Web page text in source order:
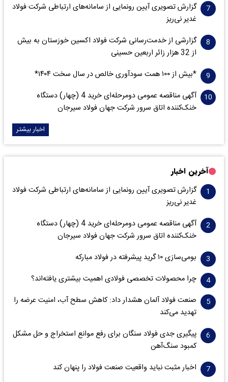
گزارش تصویری آیین رونمایی از سامانه‌های ارتباطی شرکت فولاد
غدیر نی‌ریز
گزارشی از خدمت‌رسانی شرکت فولاد اکسین خوزستان به بیش
از 32 هزار زائر اربعین حسینی
*بیش از ۱۰۰ همت سودآوری خالص در سال سخت ۱۴۰۴*
آگهی مناقصه عمومی دومرحله‌ای خرید 4 (چهار) دستگاه
خنک‌کننده اتاق سرور شرکت جهان فولاد سیرجان
اخبار بیشتر
آخرین اخبار
گزارش تصویری آیین رونمایی از سامانه‌های ارتباطی شرکت فولاد
غدیر نی‌ریز
آگهی مناقصه عمومی دومرحله‌ای خرید 4 (چهار) دستگاه
خنک‌کننده اتاق سرور شرکت جهان فولاد سیرجان
بومی‌سازی ۱۰ گرید پیشرفته در فولاد مبارکه
چرا محصولات تخصصی فولادی اهمیت بیشتری یافته‌اند؟
صنعت فولاد آلمان هشدار داد: کاهش سطح آب، امنیت عرضه را
تهدید می‌کند
پیگیری جدی فولاد سنگان برای رفع موانع استخراج و حل مشکل
کمبود سنگ‌آهن
اخبار مثبت نباید واقعیت صنعت فولاد را پنهان کند